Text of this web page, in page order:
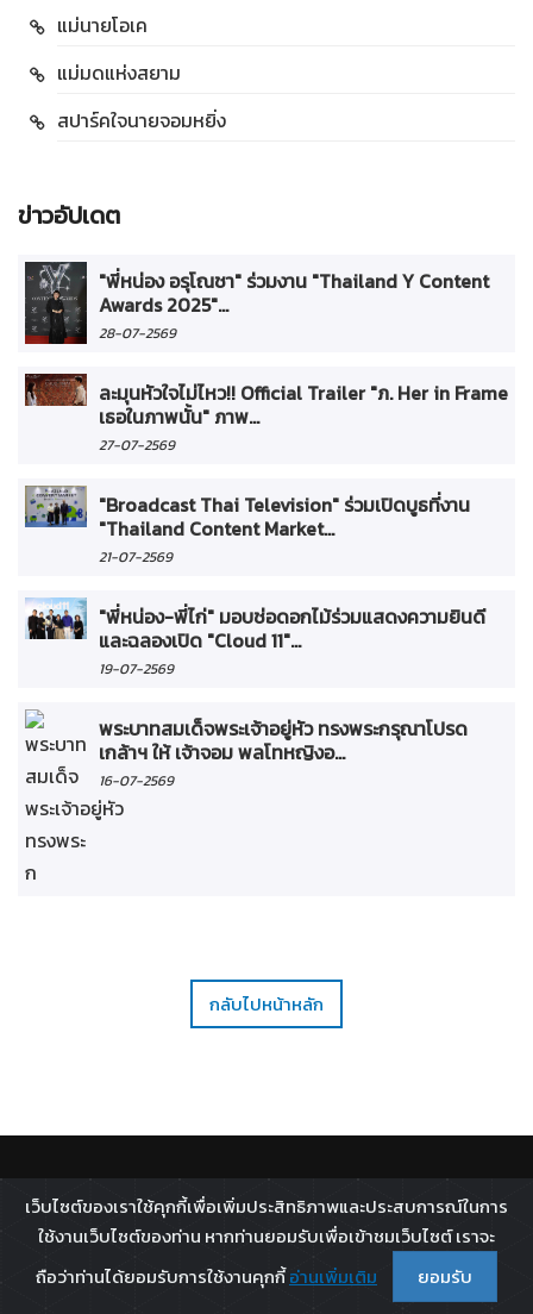
แม่นายโอเค
แม่มดแห่งสยาม
สปาร์คใจนายจอมหยิ่ง
ข่าวอัปเดต
"พี่หน่อง อรุโณชา" ร่วมงาน "Thailand Y Content
Awards 2025"...
28-07-2569
ละมุนหัวใจไม่ไหว!! Official Trailer "ภ. Her in Frame
เธอในภาพนั้น" ภาพ...
27-07-2569
"Broadcast Thai Television" ร่วมเปิดบูธที่งาน
"Thailand Content Market...
21-07-2569
"พี่หน่อง-พี่ไก่" มอบช่อดอกไม้ร่วมแสดงความยินดี
และฉลองเปิด "Cloud 11"...
19-07-2569
พระบาทสมเด็จพระเจ้าอยู่หัว ทรงพระกรุณาโปรด
เกล้าฯ ให้ เจ้าจอม พลโทหญิงอ...
16-07-2569
กลับไปหน้าหลัก
All rights reserved - 2026 ©
Broadcast Thai Television
เว็บไซต์ของเราใช้คุกกี้เพื่อเพิ่มประสิทธิภาพและประสบการณ์ในการ
ใช้งานเว็บไซต์ของท่าน หากท่านยอมรับเพื่อเข้าชมเว็บไซต์ เราจะ
ถือว่าท่านได้ยอมรับการใช้งานคุกกี้อ่านเพิ่มเติม ยอมรับ